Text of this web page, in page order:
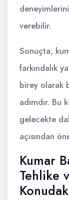
verebilir.
Sonuçta,
farkındalık
birey olarak
adımdır.
gelecekte
açısından
Kumar
Tehlike